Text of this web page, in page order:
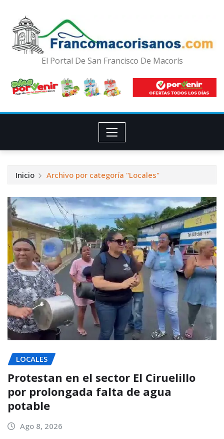
El Portal De San Francisco De Macorís
Inicio Archivo por categoría "Locales"
LOCALES
Protestan en el sector El Ciruelillo
por prolongada falta de agua
potable
Ago 8, 2026